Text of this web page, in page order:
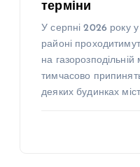
терміни
У серпні 2026 року у
районі
на
тимчасово
деяких будинках